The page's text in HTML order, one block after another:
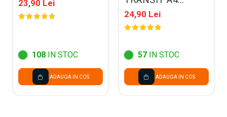
23,90 Lei
108 IN STOC
ADAUGA IN COS
500COLI/TOP 80G
003R90649
24,90 Lei
57 IN STOC
ADAUGA IN COS